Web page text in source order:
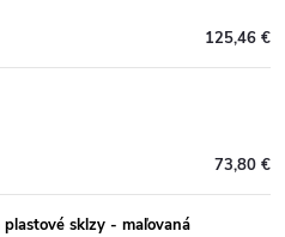
125,46 €
73,80 €
sklzy - maľovaná